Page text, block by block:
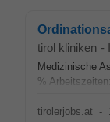
tirol kliniken -
Medizinische
%
tirolerjobs.at -